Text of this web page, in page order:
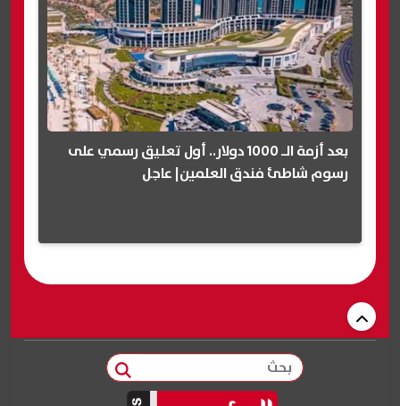
بعد أزمة الـ 1000 دولار.. أول تعليق رسمي على
رسوم شاطئ فندق العلمين| عاجل
بحث